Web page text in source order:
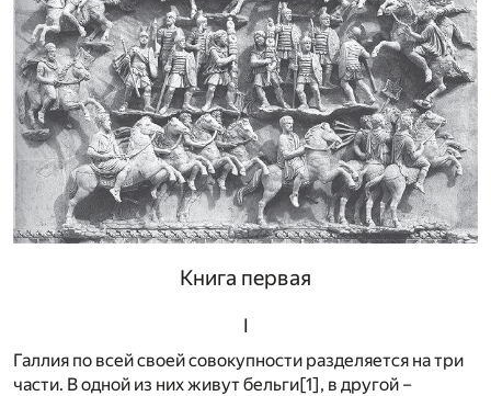
Книга первая
I
Галлия по всей своей совокупности разделяется на три
части. В одной из них живут бельги[1], в другой –